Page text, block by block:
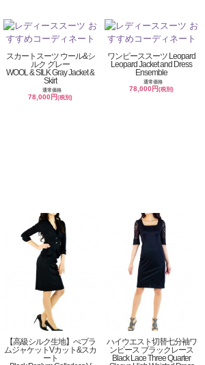
スカートスーツ ウール&シ
ルク グレー
WOOL & SILK Gray Jacket &
Skirt
通常価格
78,000円(税別)
ワンピーススーツ Leopard
Leopard Jacket and Dress
Ensemble
通常価格
78,000円(税別)
【高級シルク生地】ぺプラ
ムジャケットVカット&スカ
ート
ハイウエスト切替七分袖ワ
ンピース ブラックレース
Black Lace Three Quarter